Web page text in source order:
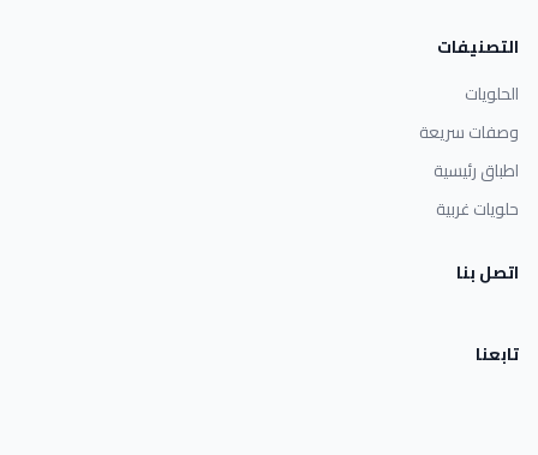
التصنيفات
الحلويات
وصفات سريعة
اطباق رئيسية
حلويات غربية
اتصل بنا
تابعنا